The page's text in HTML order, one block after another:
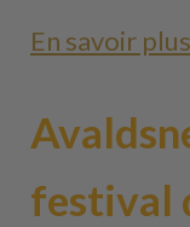
En savoir
festival